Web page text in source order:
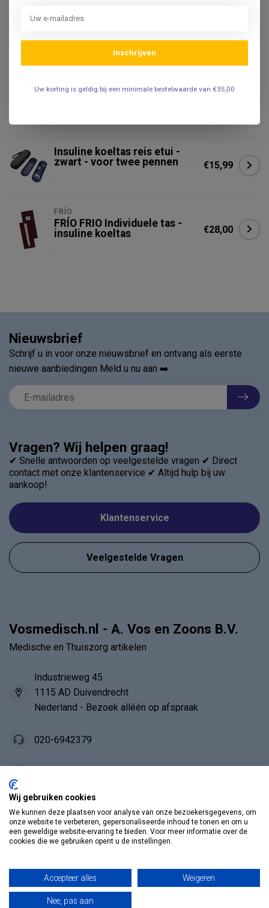
Insuline koeltas reis etui met
FRÍO FRIO Dubbel tas -
Insuline koeltas reis etui -
zwart - voor twee pennen
.
€15,99
FRÍO
FRÍO FRIO Individuele tas -
insuline koeltas
.
€28,00
Vragen? Wij helpen graag!
✔ Snelle antwoorden op veelgestelde vragen ✔ Direct
contact met onze klantenservice ✔ Altijd hulp bij uw
aankoop!
Klantenservice
Veelgestelde Vragen
Nieuwsbrief
Schrijf u in voor onze nieuwsbrief en ontvang als eerste
nieuwe aanbiedingen Meld u nu aan ➡️
Vosmedisch.nl - A. Vos en Zoons B.V.
Medische en Thuiszorg artikelen
Industrieweg 45
1115 AD Duivendrecht
Nederland - Bezoek alléén op afspraak
020-6942379
KVK nummer:85989010
Categorieën
Informatie
Mijn account
Inschrijven
Uw korting is geldig bij een minimale bestelwaarde van €35,00
Wij gebruiken cookies
We kunnen deze plaatsen voor analyse van onze bezoekersgegevens, om
onze website te verbeteren, gepersonaliseerde inhoud te tonen en om u
een geweldige website-ervaring te bieden. Voor meer informatie over de
cookies die we gebruiken opent u de instellingen.
Accepteer alles Weigeren
Nee, pas aan